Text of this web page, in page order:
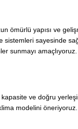
ömürlü yapısı ve
sistemleri sayesinde
sunmayı amaçlıyoruz.
ve doğru
modelini